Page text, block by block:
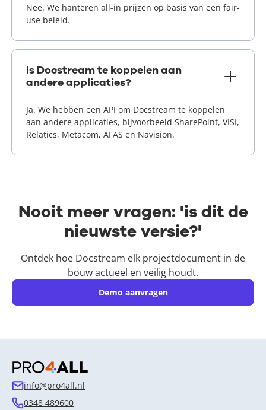
Nee. We hanteren all-in prijzen op basis van een fair-
use beleid.
Is Docstream te koppelen aan
andere applicaties?
Ja. We hebben een API om Docstream te koppelen
aan andere applicaties, bijvoorbeeld SharePoint, VISI,
Relatics, Metacom, AFAS en Navision.
Nooit meer vragen: 'is dit de
nieuwste versie?'
Ontdek hoe Docstream elk projectdocument in de
bouw actueel en veilig houdt.
Demo aanvragen
info@pro4all.nl
0348 489600